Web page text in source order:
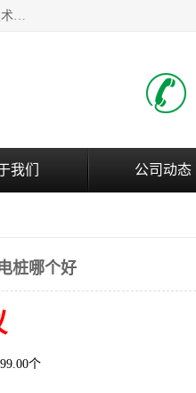
西安百成电子科技有限公司成立于2007年，主营智能人/车通行门禁系统和智能充电系统的产品销售、安装、运营、投建和技术服务为一体的高/新/技/术企业；主要产品有：智能停车场管理系统、车牌识别、汽车充电桩、两轮充电桩、道闸系统、门禁系统、人脸识别、通道闸、门禁管理系统、人行通道管理、车辆通行管理等。
我们 公司动态
桩哪个好
个